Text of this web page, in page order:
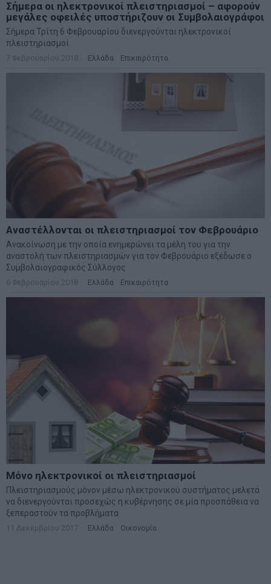
Σήμερα οι ηλεκτρονικοί πλειστηριασμοί – αφορούν
μεγάλες οφειλές υποστήριζουν οι Συμβολαιογράφοι
Σήμερα Τρίτη 6 Φεβρουαρίου διενεργούνται ηλεκτρονικοί
πλειστηριασμοί
7 Φεβρουαρίου 2018 Ελλάδα Επικαιρότητα
Αναστέλλονται οι πλειστηριασμοί τον Φεβρουάριο
Ανακοίνωση με την οποία ενημερώνει τα μέλη του για την
αναστολή των πλειστηριασμών για τον Φεβρουάριο εξέδωσε ο
Συμβολαιογραφικός Σύλλογος
6 Φεβρουαρίου 2018 Ελλάδα Επικαιρότητα
Μόνο ηλεκτρονικοί οι πλειστηριασμοί
Πλειστηριασμούς μόνον μέσω ηλεκτρονικού συστήματος μελετά
να διενεργούνται προσεχώς η κυβέρνησης σε μία προσπάθεια να
ξεπεραστούν τα προβλήματα
11 Δεκεμβρίου 2017 Ελλάδα Οικονομία